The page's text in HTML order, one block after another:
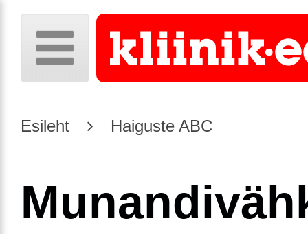
Esileht Haiguste ABC